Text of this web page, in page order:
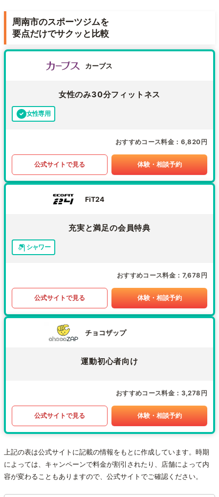
周南市のスポーツジムを
要点だけでサクッと比較
カーブス
女性のみ30分フィットネス
女性専用
おすすめコース料金 6,820円
公式サイトで見る 体験・相談予約
FiT24
充実と満足の会員特典
シャワー
おすすめコース料金 7,678円
公式サイトで見る 体験・相談予約
チョコザップ
運動初心者向け
おすすめコース料金 3,278円
公式サイトで見る 体験・相談予約
上記の表は公式サイトに記載の情報をもとに作成しています。時期
によっては、キャンペーンで料金が割引されたり、店舗によって内
容が変わることもありますので、公式サイトでご確認ください。